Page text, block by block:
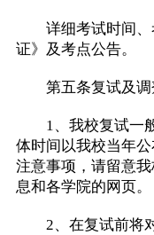
详细考试时间、
证》及考点公告。
第五条复试及调
1、我校复试一般
体时间以我校当年
注意事项，请留意
息和各学院的网页。
2、在复试前将对